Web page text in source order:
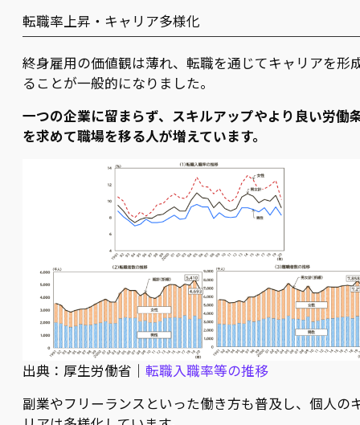
転職率上昇・キャリア多様化
終身雇用の価値観は薄れ、転職を通じてキャリアを形
ることが一般的になりました。
一つの企業に留まらず、スキルアップやより良い労働
を求めて職場を移る人が増えています。
出典：厚生労働省｜ 転職入職率等の推移
副業やフリーランスといった働き方も普及し、個人の